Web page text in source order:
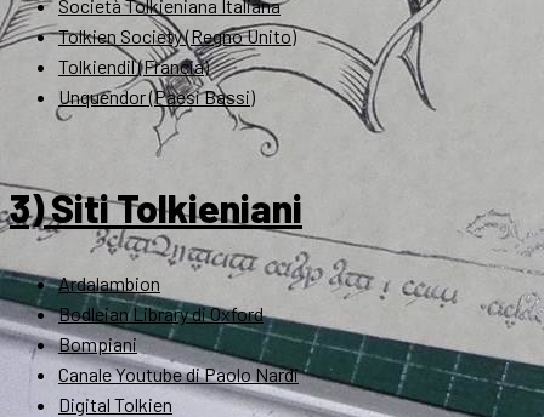
Società Tolkieniana Italiana
Tolkien Society (Regno Unito)
Tolkiendil (Francia)
Unquendor (Paesi Bassi)
3) Siti Tolkieniani
Ardalambion
Bodleian Library di Oxford
Bompiani
Canale Youtube di Paolo Nardi
Digital Tolkien